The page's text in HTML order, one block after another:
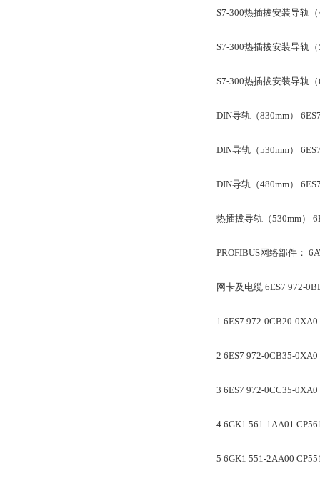
S7-300热插拔安装导轨
S7-300热插拔安装导轨
S7-300热插拔安装导轨
DIN导轨（830mm）
DIN导轨（530mm）
DIN导轨（480mm）
热插拔导轨（530mm）
PROFIBUS网络部件：
网卡及电缆 6ES7 972-
1 6ES7 972-0CB20-
2 6ES7 972-0CB35-
3 6ES7 972-0CC35-
4 6GK1 561-1AA01
5 6GK1 551-2AA00